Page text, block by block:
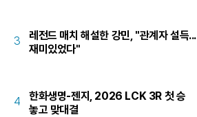
3
레전드 매치 해설한 강민, "관계자 설득...
재미있었다"
4
한화생명-젠지, 2026 LCK 3R 첫 승
놓고 맞대결